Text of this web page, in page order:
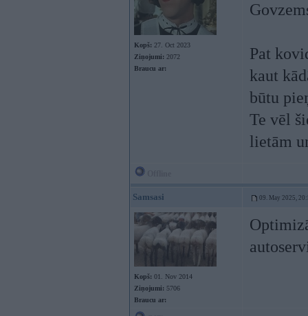
Kopš: 27. Oct 2023
Ziņojumi: 2072
Braucu ar:
Pat
kaut
būtu
Te vēl
lietām
Samsasi 09. May 2025,
Kopš: 01. Nov 2014
Ziņojumi: 5706
Braucu ar: